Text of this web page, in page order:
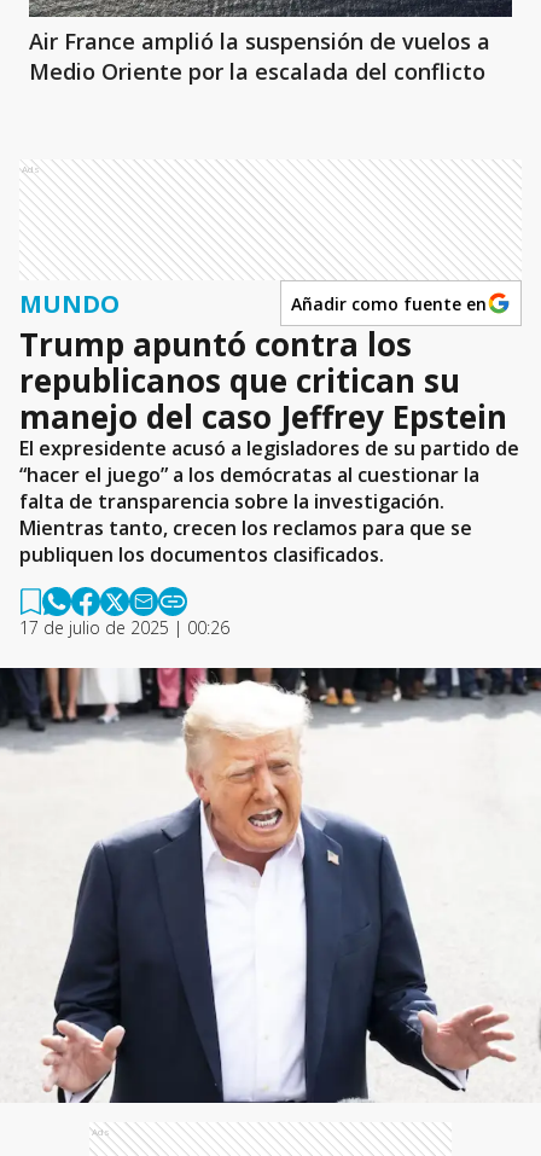
Air France amplió la suspensión de vuelos a
Medio Oriente por la escalada del conflicto
Ads
MUNDO Añadir como fuente en
Trump apuntó contra los
republicanos que critican su
manejo del caso Jeffrey Epstein
El expresidente acusó a legisladores de su partido de
“hacer el juego” a los demócratas al cuestionar la
falta de transparencia sobre la investigación.
Mientras tanto, crecen los reclamos para que se
publiquen los documentos clasificados.
17 de julio de 2025 | 00:26
Ads